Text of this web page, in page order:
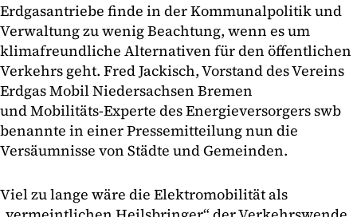
Erdgasantriebe finde in der Kommunalpolitik und
Verwaltung zu wenig Beachtung, wenn es um
klimafreundliche Alternativen für den öffentlichen
Verkehrs geht. Fred Jackisch, Vorstand des Vereins
Erdgas Mobil Niedersachsen Bremen
und Mobilitäts-Experte des Energieversorgers swb
benannte in einer Pressemitteilung nun die
Versäumnisse von Städte und Gemeinden.
Viel zu lange wäre die Elektromobilität als